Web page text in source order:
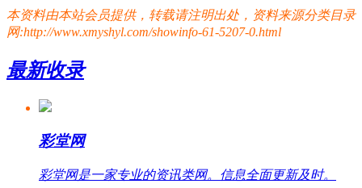
本资料由本站会员提供，转载请注明出处，资料来源分类目录
网:http://www.xmyshyl.com/showinfo-61-5207-0.html
最新收录
彩堂网
彩堂网是一家专业的资讯类网。信息全面更新及时。